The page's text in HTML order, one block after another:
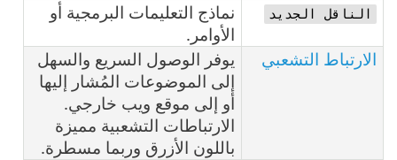
الناقل الجديد
نماذج التعليمات البرمجية أو
الأوامر.
الارتباط التشعبي
يوفر الوصول السريع والسهل
إلى الموضوعات المُشار إليها
أو إلى موقع ويب خارجي.
الارتباطات التشعبية مميزة
باللون الأزرق وربما مسطرة.